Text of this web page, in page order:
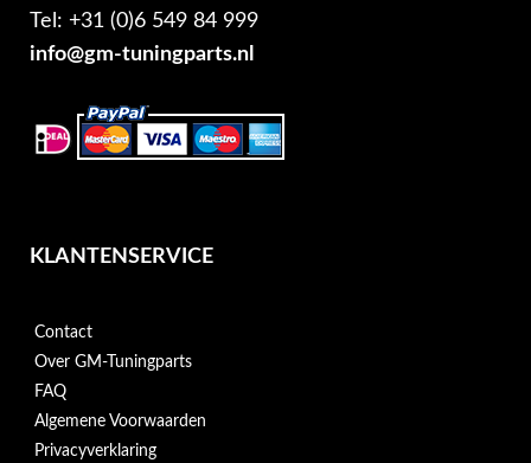
Tel: +31 (0)6 549 84 999
info@gm-tuningparts.nl
KLANTENSERVICE
Contact
Over GM-Tuningparts
FAQ
Algemene Voorwaarden
Privacyverklaring